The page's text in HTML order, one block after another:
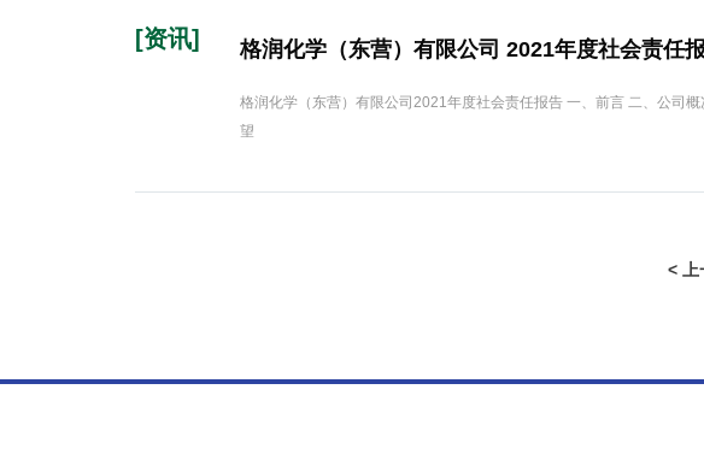
[资讯] 格润化学（东营）有限公司 2021年度社会责任
格润化学（东营）有限公司2021年度社会责任报告 一、前言 二、公司
望
< 上